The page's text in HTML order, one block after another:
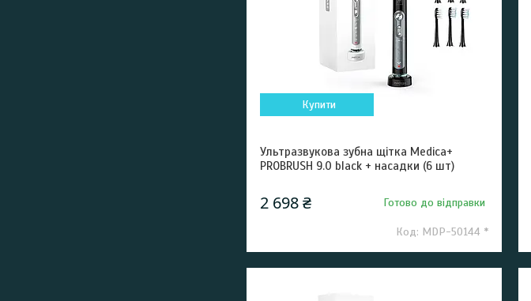
Купити
Ультразвукова зубна щітка Medica+
PROBRUSH 9.0 black + насадки (6 шт)
2 698 ₴ Готово до відправки
MDP-50144 *